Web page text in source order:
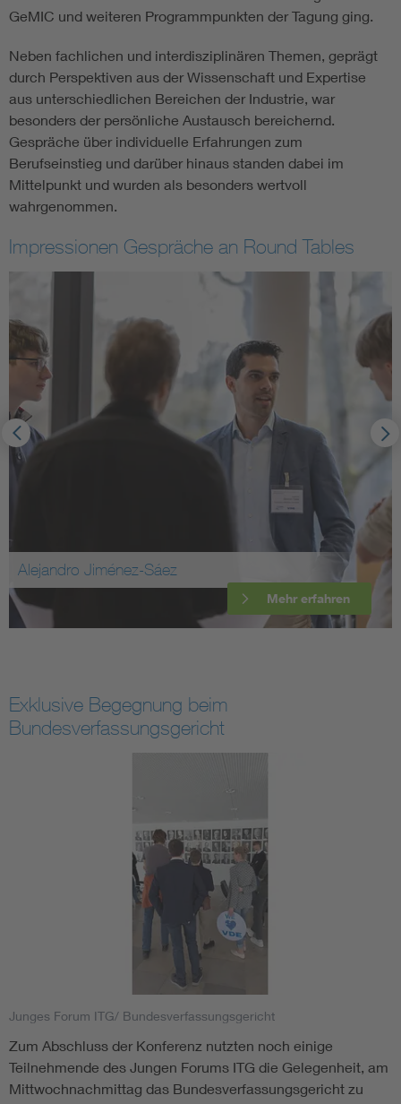
GeMIC und weiteren Programmpunkten der Tagung ging.
Neben fachlichen und interdisziplinären Themen, geprägt
durch Perspektiven aus der Wissenschaft und Expertise
aus unterschiedlichen Bereichen der Industrie, war
besonders der persönliche Austausch bereichernd.
Gespräche über individuelle Erfahrungen zum
Berufseinstieg und darüber hinaus standen dabei im
Mittelpunkt und wurden als besonders wertvoll
wahrgenommen.
Impressionen Gespräche an Round Tables
Alejandro Jiménez-Sáez
Mehr erfahren
Exklusive Begegnung beim
Bundesverfassungsgericht
Junges Forum ITG/ Bundesverfassungsgericht
Zum Abschluss der Konferenz nutzten noch einige
Teilnehmende des Jungen Forums ITG die Gelegenheit, am
Mittwochnachmittag das Bundesverfassungsgericht zu